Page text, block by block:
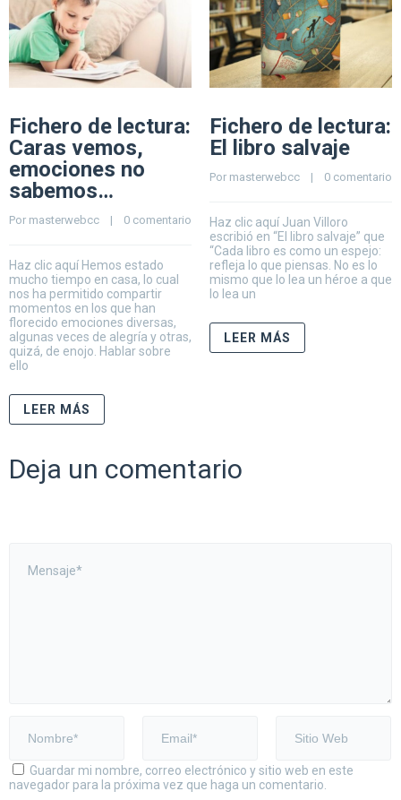
Fichero de lectura:
Caras vemos,
emociones no
sabemos…
Por masterwebcc
    |
0 comentario
Haz clic aquí Hemos estado
mucho tiempo en casa, lo cual
nos ha permitido compartir
momentos en los que han
florecido emociones diversas,
algunas veces de alegría y otras,
quizá, de enojo. Hablar sobre
ello
LEER MÁS
Fichero de lectura:
El libro salvaje
Por masterwebcc
    |
0 comentario
Haz clic aquí Juan Villoro
escribió en “El libro salvaje” que
“Cada libro es como un espejo:
refleja lo que piensas. No es lo
mismo que lo lea un héroe a que
lo lea un
LEER MÁS
Deja un comentario
Guardar mi nombre, correo electrónico y sitio web en este
navegador para la próxima vez que haga un comentario.